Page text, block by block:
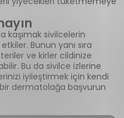
kaşımak sivilcelerin
Bunun yanı sıra
ve kirler cildinize
Bu da sivilce izlerine
iyileştirmek için kendi
dermatolağa başvurun